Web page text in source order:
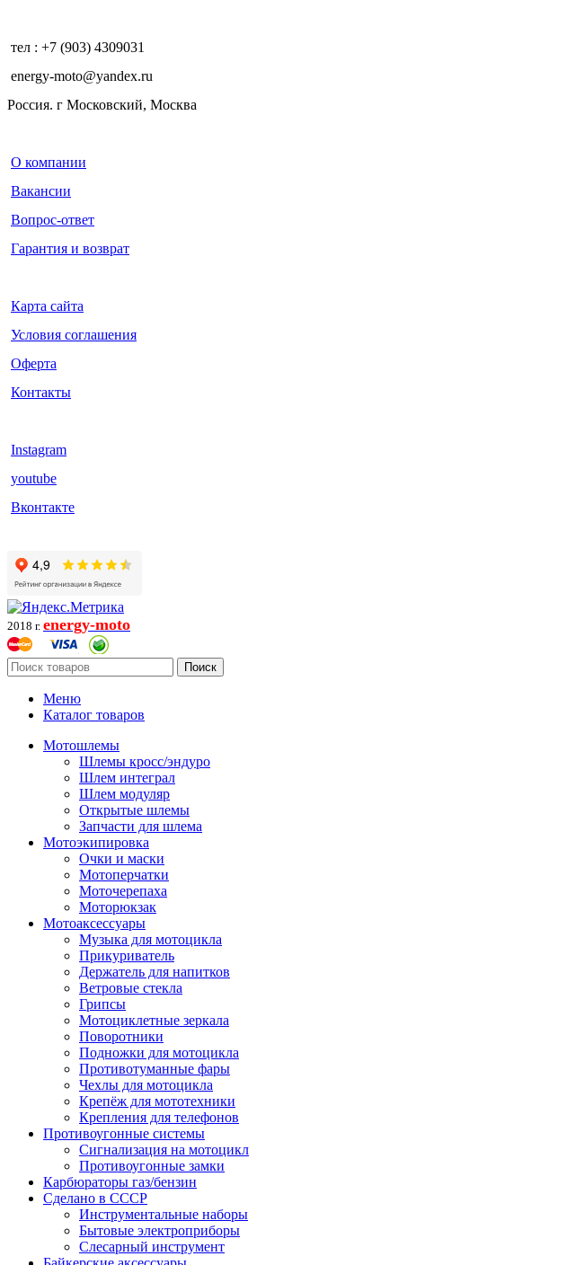
тел : +7 (903) 4309031
energy-moto@yandex.ru
Россия. г Московский, Москва
О компании
Вакансии
Вопрос-ответ
Гарантия и возврат
Карта сайта
Условия соглашения
Оферта
Контакты
Instagram
youtube
Вконтакте
2018 г. energy-moto
Поиск
Меню
Каталог товаров
Мотошлемы
Шлемы кросс/эндуро
Шлем интеграл
Шлем модуляр
Открытые шлемы
Запчасти для шлема
Мотоэкипировка
Очки и маски
Мотоперчатки
Моточерепаха
Моторюкзак
Мотоаксессуары
Музыка для мотоцикла
Прикуриватель
Держатель для напитков
Ветровые стекла
Грипсы
Мотоциклетные зеркала
Поворотники
Подножки для мотоцикла
Противотуманные фары
Чехлы для мотоцикла
Крепёж для мототехники
Крепления для телефонов
Противоугонные системы
Сигнализация на мотоцикл
Противоугонные замки
Карбюраторы газ/бензин
Сделано в СССР
Инструментальные наборы
Бытовые электроприборы
Слесарный инструмент